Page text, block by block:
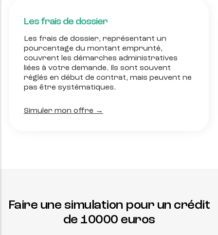
Les frais de dossier
Les frais de dossier, représentant un
pourcentage du montant emprunté,
couvrent les démarches administratives
liées à votre demande. Ils sont souvent
réglés en début de contrat, mais peuvent ne
pas être systématiques.
Simuler mon offre →
Faire une simulation pour un crédit
de 10000 euros